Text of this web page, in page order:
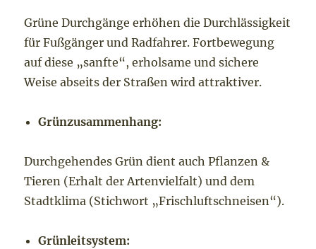
Grüne Durchgänge erhöhen die Durchlässigkeit
für Fußgänger und Radfahrer. Fortbewegung
auf diese „sanfte“, erholsame und sichere
Weise abseits der Straßen wird attraktiver.
Grünzusammenhang:
Durchgehendes Grün dient auch Pflanzen &
Tieren (Erhalt der Artenvielfalt) und dem
Stadtklima (Stichwort „Frischluftschneisen“).
Grünleitsystem: